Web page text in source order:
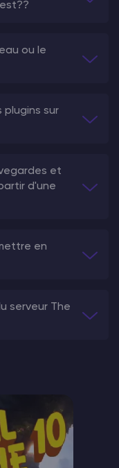
ou le
plugins sur
et
d'une
en
serveur The